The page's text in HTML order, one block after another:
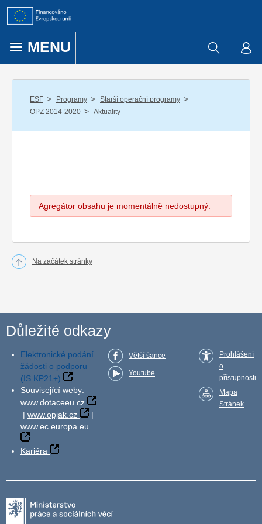
Přejít k obsahu
MENU
ESF / Programy / Starší operační programy /
OPZ 2014-2020 / Aktuality
Agregátor obsahu je momentálně nedostupný.
Na začátek stránky
Důležité odkazy
Elektronické podání
žádosti o podporu
(IS KP21+)
Související weby:
www.dotaceeu.cz
| www.opjak.cz
|
www.ec.europa.eu
Kariéra
Větší šance
Youtube
Prohlášení
o
přístupnosti
Mapa
Stránek